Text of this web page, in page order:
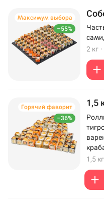
–55%
Максимум выбора
2 кг ·
–36%
Горячий фаворит 1,5
1,5 кг